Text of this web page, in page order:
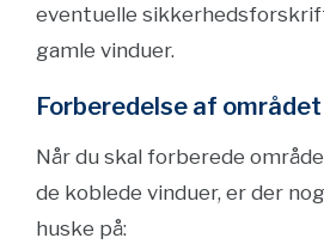
eventuelle
gamle vinduer.
Forberedelse af området
Når du skal forberede
de koblede vinduer, er der
huske på: